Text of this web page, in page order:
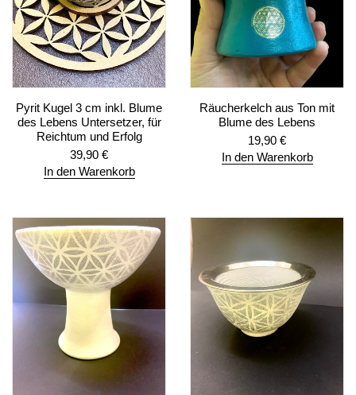
Pyrit Kugel 3 cm inkl. Blume
des Lebens Untersetzer, für
Reichtum und Erfolg
39,90 €
In den Warenkorb
Räucherkelch aus Ton mit
Blume des Lebens
19,90 €
In den Warenkorb